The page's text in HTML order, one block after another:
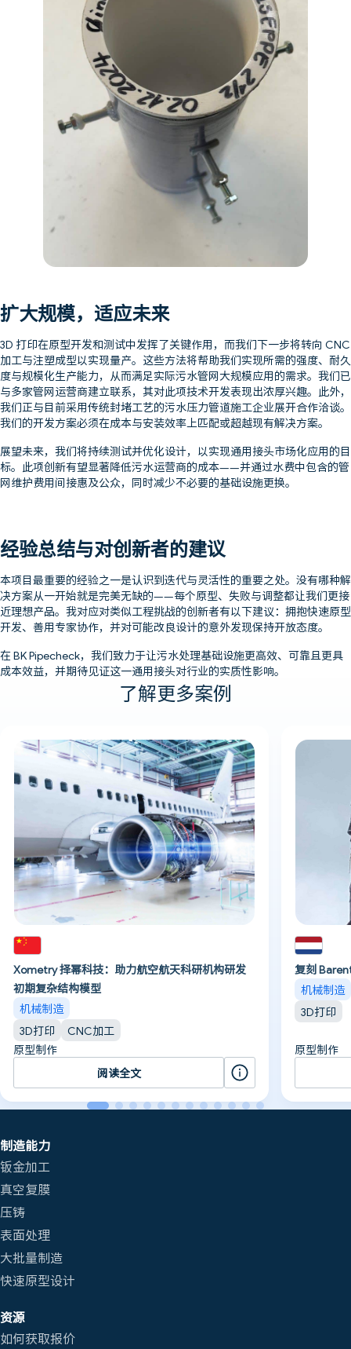
扩大规模，适应未来
3D 打印在原型开发和测试中发挥了关键作用，而我们下一步将转向 CNC
加工与注塑成型以实现量产。这些方法将帮助我们实现所需的强度、耐久
度与规模化生产能力，从而满足实际污水管网大规模应用的需求。我们已
与多家管网运营商建立联系，其对此项技术开发表现出浓厚兴趣。此外，
我们正与目前采用传统封堵工艺的污水压力管道施工企业展开合作洽谈。
我们的开发方案必须在成本与安装效率上匹配或超越现有解决方案。
展望未来，我们将持续测试并优化设计，以实现通用接头市场化应用的目
标。此项创新有望显著降低污水运营商的成本——并通过水费中包含的管
网维护费用间接惠及公众，同时减少不必要的基础设施更换。
经验总结与对创新者的建议
本项目最重要的经验之一是认识到迭代与灵活性的重要之处。没有哪种解
决方案从一开始就是完美无缺的——每个原型、失败与调整都让我们更接
近理想产品。我对应对类似工程挑战的创新者有以下建议：拥抱快速原型
开发、善用专家协作，并对可能改良设计的意外发现保持开放态度。
在 BK Pipecheck，我们致力于让污水处理基础设施更高效、可靠且更具
成本效益，并期待见证这一通用接头对行业的实质性影响。
了解更多案例
Xometry 择幂科技：助力航空航天科研机构研发
初期复杂结构模型
机械制造
3D打印
CNC加工
原型制作
阅读全文
复刻
机械制造
3D打印
原型制作
制造能力
钣金加工
真空复膜
压铸
表面处理
大批量制造
快速原型设计
资源
如何获取报价